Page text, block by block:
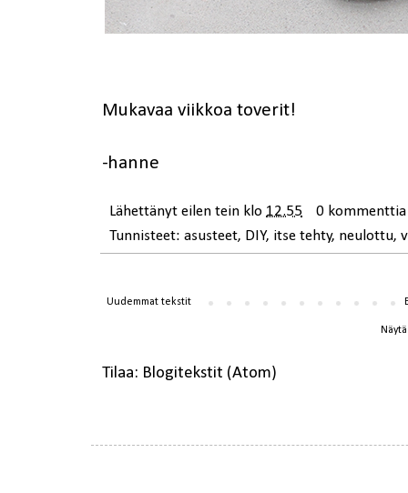
Mukavaa viikkoa toverit!
-hanne
Lähettänyt eilen tein klo 12.55
0 kommenttia
Tunnisteet: asusteet, DIY, itse tehty, neulottu,
Uudemmat tekstit
Tilaa: Blogitekstit (Atom)